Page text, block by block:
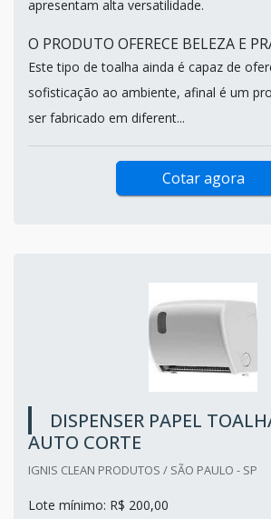
apresentam alta versatilidade.
O PRODUTO OFERECE BELEZA E
Este tipo de toalha ainda é capaz de
sofisticação ao ambiente, afinal é um
ser fabricado em diferent...
Cotar agora
DISPENSER PAPEL
AUTO CORTE
IGNIS CLEAN PRODUTOS / SÃO PAULO - SP
Lote mínimo: R$ 200,00